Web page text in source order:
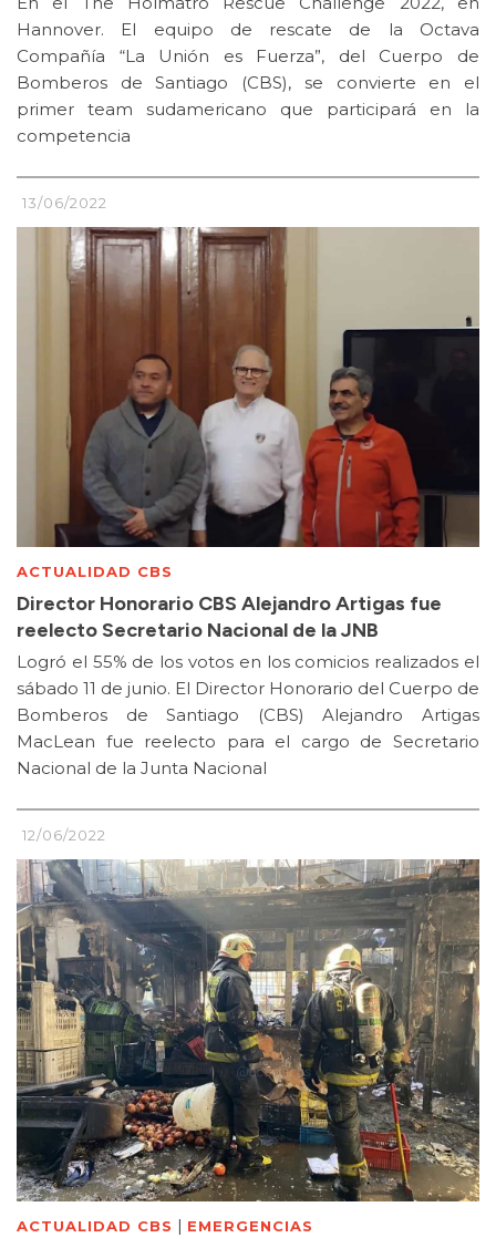
Hannover. El equipo de rescate de la Octava
Compañía “La Unión es Fuerza”, del Cuerpo de
Bomberos de Santiago (CBS), se convierte en el
primer team sudamericano que participará en la
competencia
13/06/2022
ACTUALIDAD CBS
Director Honorario CBS Alejandro Artigas fue
reelecto Secretario Nacional de la JNB
Logró el 55% de los votos en los comicios realizados el
sábado 11 de junio. El Director Honorario del Cuerpo de
Bomberos de Santiago (CBS) Alejandro Artigas
MacLean fue reelecto para el cargo de Secretario
Nacional de la Junta Nacional
12/06/2022
ACTUALIDAD CBS | EMERGENCIAS